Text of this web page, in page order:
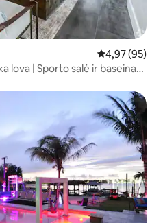
Vidutinis
4,97 (95)
lova | Sporto salė ir baseinas |